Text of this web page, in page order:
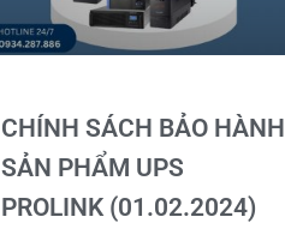
CHÍNH SÁCH BẢO HÀNH
SẢN PHẨM UPS
PROLINK (01.02.2024)